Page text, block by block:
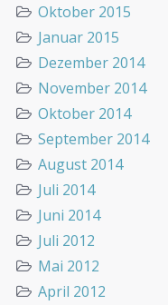
Oktober 2015
Januar 2015
Dezember 2014
November 2014
Oktober 2014
September 2014
August 2014
Juli 2014
Juni 2014
Juli 2012
Mai 2012
April 2012